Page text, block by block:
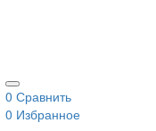
0 Сравнить
0 Избранное